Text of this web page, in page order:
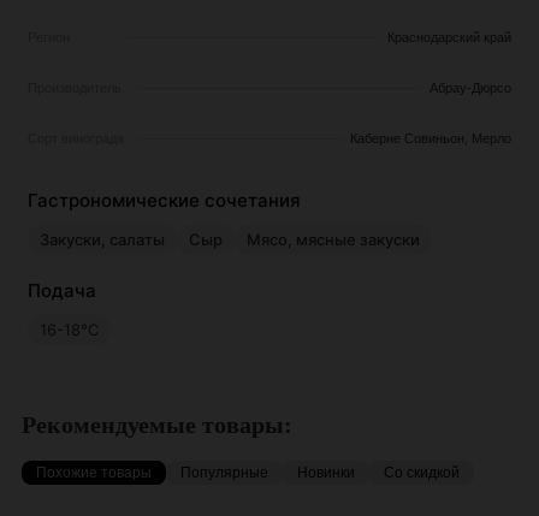
Краснодарский край
Абрау-Дюрсо
Каберне Совиньон, Мерло
Гастрономические сочетания
Закуски, салаты Сыр Мясо, мясные закуски
Подача
16-18°C
Рекомендуемые товары:
Похожие товары Популярные Новинки Со скидкой